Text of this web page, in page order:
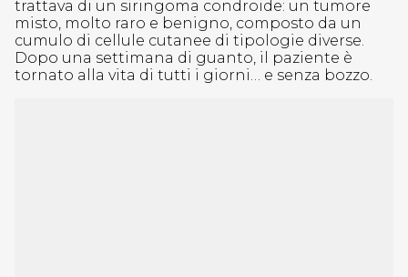
trattava di un siringoma condroide: un tumore
misto, molto raro e benigno, composto da un
cumulo di cellule cutanee di tipologie diverse.
Dopo una settimana di guanto, il paziente è
tornato alla vita di tutti i giorni… e senza bozzo.